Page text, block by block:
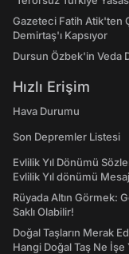
Gazeteci Fatih Atik'ten
Demirtaş'ı Kapsıyor
Dursun Özbek'in Veda
Hızlı Erişim
Hava Durumu
Son Depremler Listesi
Evlilik Yıl Dönümü
Evlilik Yıl dönümü
Rüyada Altın Görmek:
Saklı Olabilir!
Doğal Taşların Merak
Hangi Doğal Taş Ne İşe